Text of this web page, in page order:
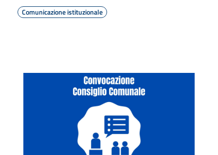
Comunicazione istituzionale